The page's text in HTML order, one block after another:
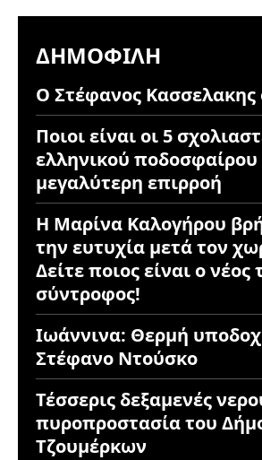
ΔΗΜΟΦΙΛΉ
Ο Στέφανος Κασσελακης
Ποιοι είναι οι 5
ελληνικού ποδοσφαίρου
μεγαλύτερη επιρροή
Η Μαρίνα Καλογήρου
την ευτυχία μετά τον
Δείτε ποιος είναι ο νέος
σύντροφος!
Ιωάννινα: Θερμή
Στέφανο Ντούσκο
Τέσσερις δεξαμενές
πυροπροστασία του
Τζουμέρκων